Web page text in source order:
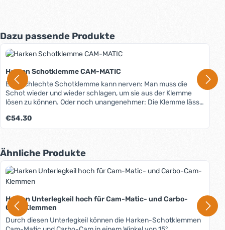
Produktgalerie überspringen
Dazu passende Produkte
Harken Schotklemme CAM-MATIC
Eine schlechte Schotklemme kann nerven: Man muss die
Schot wieder und wieder schlagen, um sie aus der Klemme
lösen zu können. Oder noch unangenehmer: Die Klemme lässt
ausgeklügelten Klemmen von Harken ersparen Ihnen dieses.
Deren Backen sind so konstruiert, dass für jede Leinenstärke
Haltekraft erzeugt wird - selbst bei den harten, dünnen
HiTech-Leinen. Die Zähne sind dabei "stumpf" ausgeformt,
wodurch die Abnutzung der Schot minimiert wird. Mehrere
Lagen hoch belastbarer Kugellager verringern die Reibung,
sodass sich die Schot durch leichtes Eindrücken einlegen
Nachjustieren ist nicht nötig. Dieses ist nicht nur bei Regatten
von grossem Vorteil, da die Leine genau eingestellt und
anschliessend eingelegt werden kann, ohne Nachspannen
Regulärer Preis:
€54.30
Produktgalerie überspringen
Ähnliche Produkte
Harken Unterlegkeil hoch für Cam-Matic- und Carbo-
Cam-Klemmen
Durch diesen Unterlegkeil können die Harken-Schotklemmen